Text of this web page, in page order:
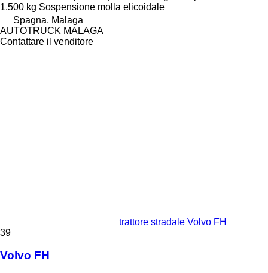
1.500 kg Sospensione molla elicoidale
Spagna, Malaga
AUTOTRUCK MALAGA
Contattare il venditore
trattore stradale Volvo FH
39
Volvo FH